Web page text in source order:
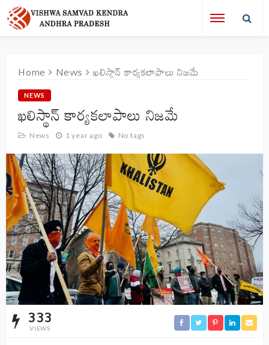
Home News ఖలిస్థాన్‌ కార్యకలాపాలు నిజమే
NEWS
ఖలిస్థాన్‌ కార్యకలాపాలు నిజమే
News 1 year ago No tags
333
VIEWS